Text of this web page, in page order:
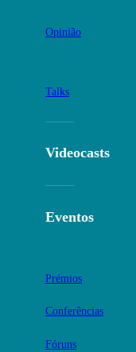
Opinião
Talks
Videocasts
Eventos
Prémios
Conferências
Fóruns